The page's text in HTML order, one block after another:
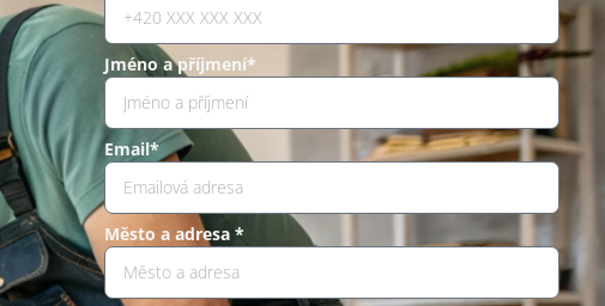
Jméno a příjmení*
Email*
Město a adresa *